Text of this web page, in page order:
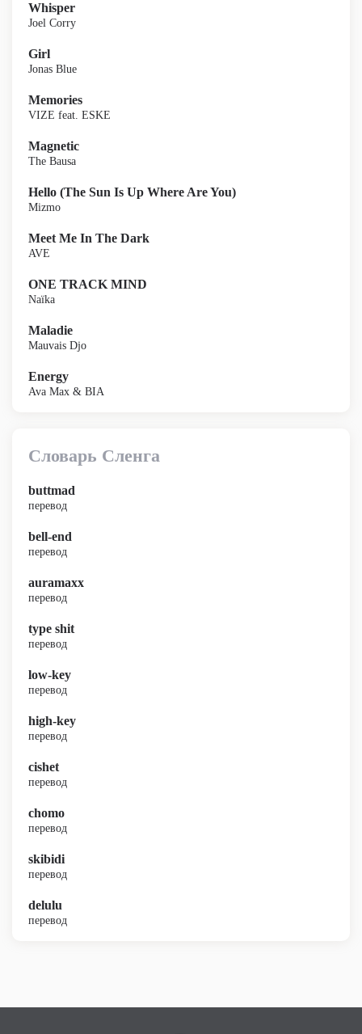
Whisper
Joel Corry
Girl
Jonas Blue
Memories
VIZE feat. ESKE
Magnetic
The Bausa
Hello (The Sun Is Up Where Are You)
Mizmo
Meet Me In The Dark
AVE
ONE TRACK MIND
Naïka
Maladie
Mauvais Djo
Energy
Ava Max & BIA
Словарь Сленга
buttmad
перевод
bell-end
перевод
auramaxx
перевод
type shit
перевод
low-key
перевод
high-key
перевод
cishet
перевод
chomo
перевод
skibidi
перевод
delulu
перевод